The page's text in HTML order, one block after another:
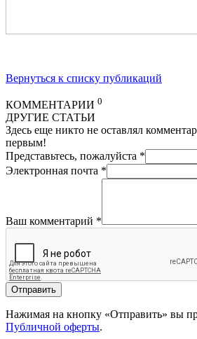
Вернуться к списку публикаций
КОММЕНТАРИИ 0
ДРУГИЕ СТАТЬИ
Здесь еще никто не оставлял
первым!
Представьтесь, пожалуйста *
Электронная почта *
Ваш комментарий *
Отправить
Нажимая на кнопку «Отправить» вы
Публичной оферты.